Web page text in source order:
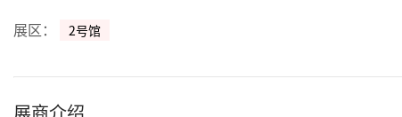
展区： 2号馆